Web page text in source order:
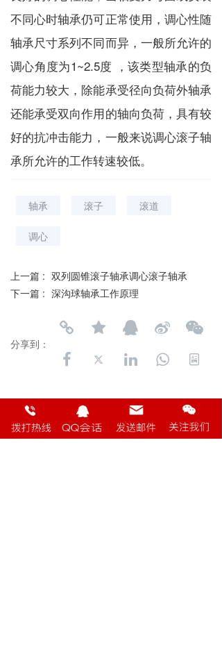
不同心时轴承仍可正常使用，调心性随
轴承尺寸系列不同而异，一般所允许的
调心角度为1~2.5度 ，该类型轴承的负
荷能力较大，除能承受径向负荷外轴承
还能承受双向作用的轴向负荷，具有较
好的抗冲击能力，一般来说调心滚子轴
承所允许的工作转速较低。
轴承 滚子 滚道
调心
上一篇 : 双列圆锥滚子轴承调心滚子轴承
下一篇 : 深沟球轴承工作原理
分享到：
长按或扫码识别 分享给好友